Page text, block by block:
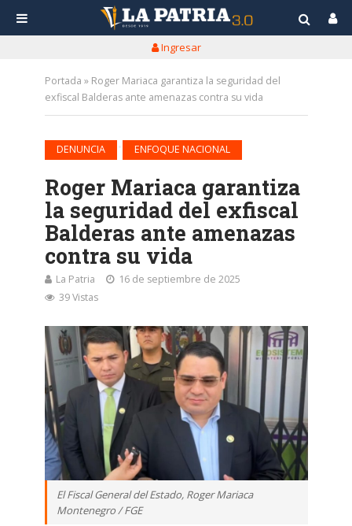
Ingresar
Portada » Roger Mariaca garantiza la seguridad del
exfiscal Balderas ante amenazas contra su vida
DENUNCIA ENFOQUE NACIONAL
Roger Mariaca garantiza
la seguridad del exfiscal
Balderas ante amenazas
contra su vida
La Patria
16 de septiembre de 2025
39 Vistas
El Fiscal General del Estado, Roger Mariaca
Montenegro / FGE